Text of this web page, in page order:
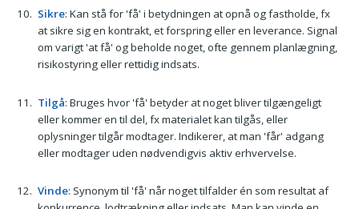
Sikre: Kan stå for 'få' i betydningen at opnå og fastholde, fx
at sikre sig en kontrakt, et forspring eller en leverance. Signal
om varigt 'at få' og beholde noget, ofte gennem planlægning,
risikostyring eller rettidig indsats.
Tilgå: Bruges hvor 'få' betyder at noget bliver tilgængeligt
eller kommer en til del, fx materialet kan tilgås, eller
oplysninger tilgår modtager. Indikerer, at man 'får' adgang
eller modtager uden nødvendigvis aktiv erhvervelse.
Vinde: Synonym til 'få' når noget tilfalder én som resultat af